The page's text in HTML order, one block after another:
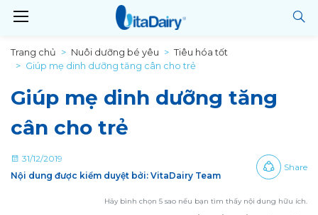
Trang chủ Nuôi dưỡng bé yêu
Tiêu hóa tốt
Giúp mẹ dinh dưỡng tăng cân cho trẻ
Giúp mẹ dinh dưỡng tăng
cân cho trẻ
31/12/2019
Nội dung được kiểm duyệt bởi: VitaDairy Team
Share
Hãy bình chọn 5 sao nếu bạn tìm thấy nội dung hữu ích.